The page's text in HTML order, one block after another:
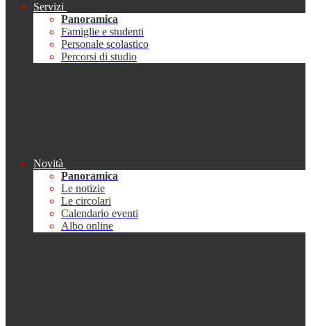
Servizi
Panoramica
Famiglie e studenti
Personale scolastico
Percorsi di studio
Novità
Panoramica
Le notizie
Le circolari
Calendario eventi
Albo online